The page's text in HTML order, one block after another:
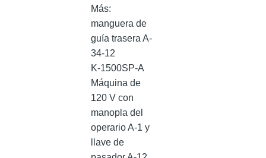
Más:
manguera de
guía trasera A-
34-12
K-1500SP-A
Máquina de
120 V con
manopla del
operario A-1 y
llave de